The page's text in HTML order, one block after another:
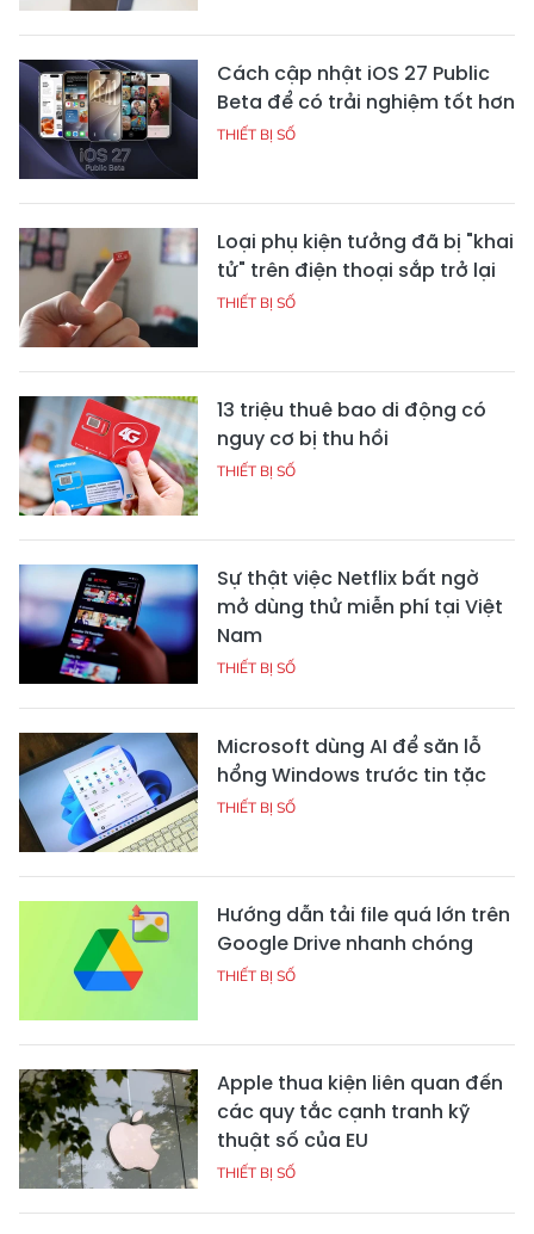
Cách cập nhật iOS 27 Public
Beta để có trải nghiệm tốt hơn
THIẾT BỊ SỐ
Loại phụ kiện tưởng đã bị "khai
tử" trên điện thoại sắp trở lại
THIẾT BỊ SỐ
13 triệu thuê bao di động có
nguy cơ bị thu hồi
THIẾT BỊ SỐ
Sự thật việc Netflix bất ngờ
mở dùng thử miễn phí tại Việt
Nam
THIẾT BỊ SỐ
Microsoft dùng AI để săn lỗ
hổng Windows trước tin tặc
THIẾT BỊ SỐ
Hướng dẫn tải file quá lớn trên
Google Drive nhanh chóng
THIẾT BỊ SỐ
Apple thua kiện liên quan đến
các quy tắc cạnh tranh kỹ
thuật số của EU
THIẾT BỊ SỐ